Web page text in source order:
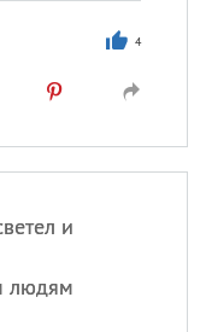
4
и
людям